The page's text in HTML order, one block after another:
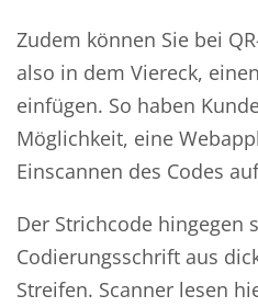
Zudem können Sie bei
also in dem Viereck,
einfügen. So haben
Möglichkeit, eine
Einscannen des Codes
Der Strichcode hingegen
Codierungsschrift aus
Streifen. Scanner lesen